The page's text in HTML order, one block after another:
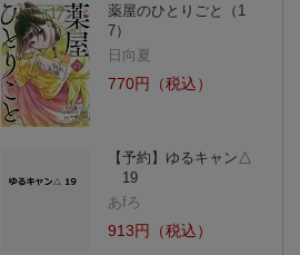
最低皇子たちによる
皇位争『譲』戦 〜貧
乏くじの皇位なんて
誰にでもくれてや
(1件)
爆発の全内幕
薬屋のひとりごと（1
7）
日向夏
770円（税込）
【予約】ゆるキャン△
19
あfろ
913円（税込）